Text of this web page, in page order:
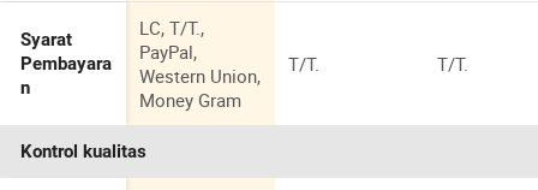
Syarat
Pembayara
n
LC, T/T.,
PayPal,
Western Union,
Money Gram
T/T. T/T.
Kontrol kualitas